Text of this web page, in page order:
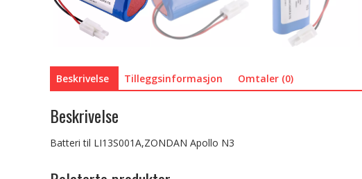
Beskrivelse Tilleggsinformasjon Omtaler (0)
Beskrivelse
Batteri til LI13S001A,ZONDAN Apollo N3